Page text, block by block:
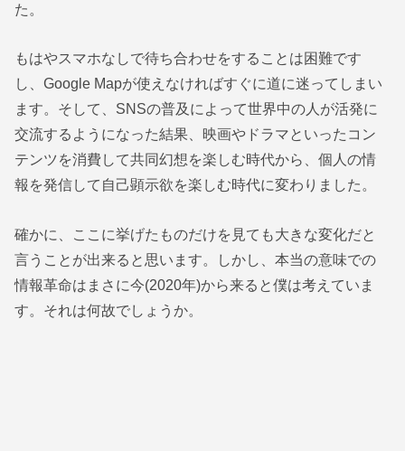
た。
もはやスマホなしで待ち合わせをすることは困難です
し、Google Mapが使えなければすぐに道に迷ってしまい
ます。そして、SNSの普及によって世界中の人が活発に
交流するようになった結果、映画やドラマといったコン
テンツを消費して共同幻想を楽しむ時代から、個人の情
報を発信して自己顕示欲を楽しむ時代に変わりました。
確かに、ここに挙げたものだけを見ても大きな変化だと
言うことが出来ると思います。しかし、本当の意味での
情報革命はまさに今(2020年)から来ると僕は考えていま
す。それは何故でしょうか。